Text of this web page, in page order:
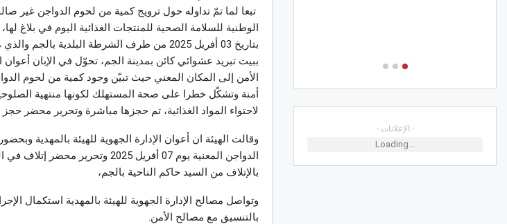
تبعا لما تمّ تداوله حول ترويج كمية من لحوم الدواجن غير
الوطنية للسلامة الصحية للمنتجات الغذائية اليوم في بلاغ
بتاريخ 03 أفريل 2025 من طرف الشرطة البلدية
ببيت تبريد عشوائي كائن بمدينة الجم، تحوّل في الإبان أعوان
أمنة وتشكّل خطرا على صحة المستهلك لكونها منتهية
لاحتواء المواد الغذائية، تم حجزها مباشرة وتحرير محضر
وقالت الهيئة ان أعوان الإدارة الجهوية للهيئة بالمهدية
الدواجن المعنية يوم 07 أفريل 2025
بالإتلاف من السيد حاكم الناحية بالجم،
وتواصل مصالح الإدارة الجهوية للهيئة بالمهدية استكمال
بالتنسيق مع مصالح الأمن.
والعائلات في رابع سهرات مهرجان الفسقية
أغسطس 5, 2026
- الإعلانات -
Loading...